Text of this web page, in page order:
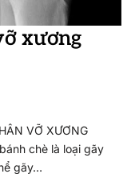
xương
VỠ XƯƠNG
chè là loại gãy
gãy…